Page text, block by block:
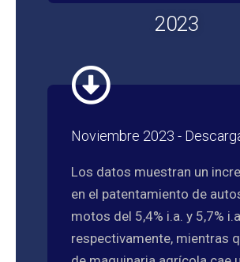
2023
Noviembre 2023 -
Los datos muestran un
en el patentamiento de
motos del 5,4% i.a. y 5,7%
respectivamente, mientras